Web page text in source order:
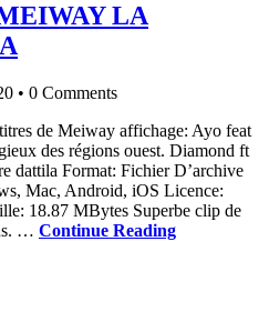
LA
• 0 Comments
de Meiway affichage: Ayo feat
des régions ouest. Diamond ft
dattila Format: Fichier D’archive
Mac, Android, iOS Licence:
18.87 MBytes Superbe clip de
… Continue Reading